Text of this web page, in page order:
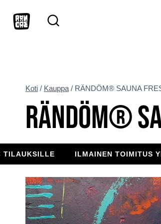
sisältöön
Koti / Kauppa / RÄNDÖM® SAUNA
RÄNDÖM®
ILMAINEN TOIMITUS YLI 99€